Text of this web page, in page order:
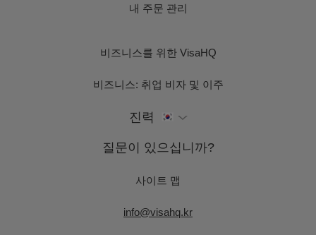
내 주문 관리
비즈니스를 위한 VisaHQ
비즈니스: 취업 비자 및 이주
진력
질문이 있으십니까?
사이트 맵
info@visahq.kr